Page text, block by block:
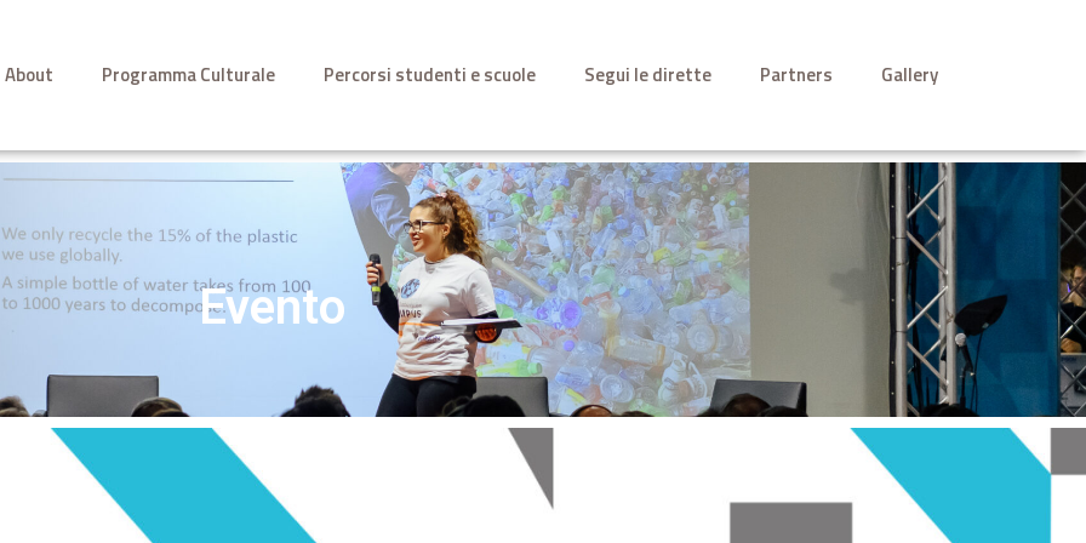
About Programma Culturale Percorsi studenti e scuole Segui le dirette Partners Gallery
Evento